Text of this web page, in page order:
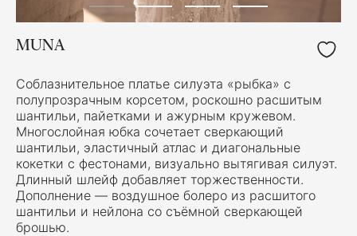
MUNA
Соблазнительное платье силуэта «рыбка» с
полупрозрачным корсетом, роскошно расшитым
шантильи, пайетками и ажурным кружевом.
Многослойная юбка сочетает сверкающий
шантильи, эластичный атлас и диагональные
кокетки с фестонами, визуально вытягивая силуэт.
Длинный шлейф добавляет торжественности.
Дополнение — воздушное болеро из расшитого
шантильи и нейлона со съёмной сверкающей
брошью.